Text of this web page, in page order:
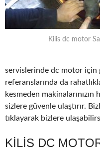
Kilis dc motor
servislerinde dc motor için
referanslarında da
kesmeden
sizlere güvenle ulaştırır.
tıklayarak bizlere
KILIS DC